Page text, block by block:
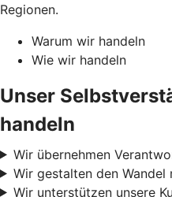
Regionen.
Warum wir handeln
Wie wir handeln
Unser
handeln
Wir übernehmen
Wir gestalten den Wandel
Wir unterstützen unsere